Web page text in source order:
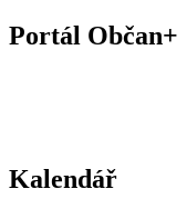
Portál Občan+
Kalendář